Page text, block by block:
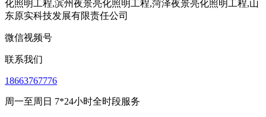
微信视频号
联系我们
18663767776
周一至周日 7*24小时全时段服务